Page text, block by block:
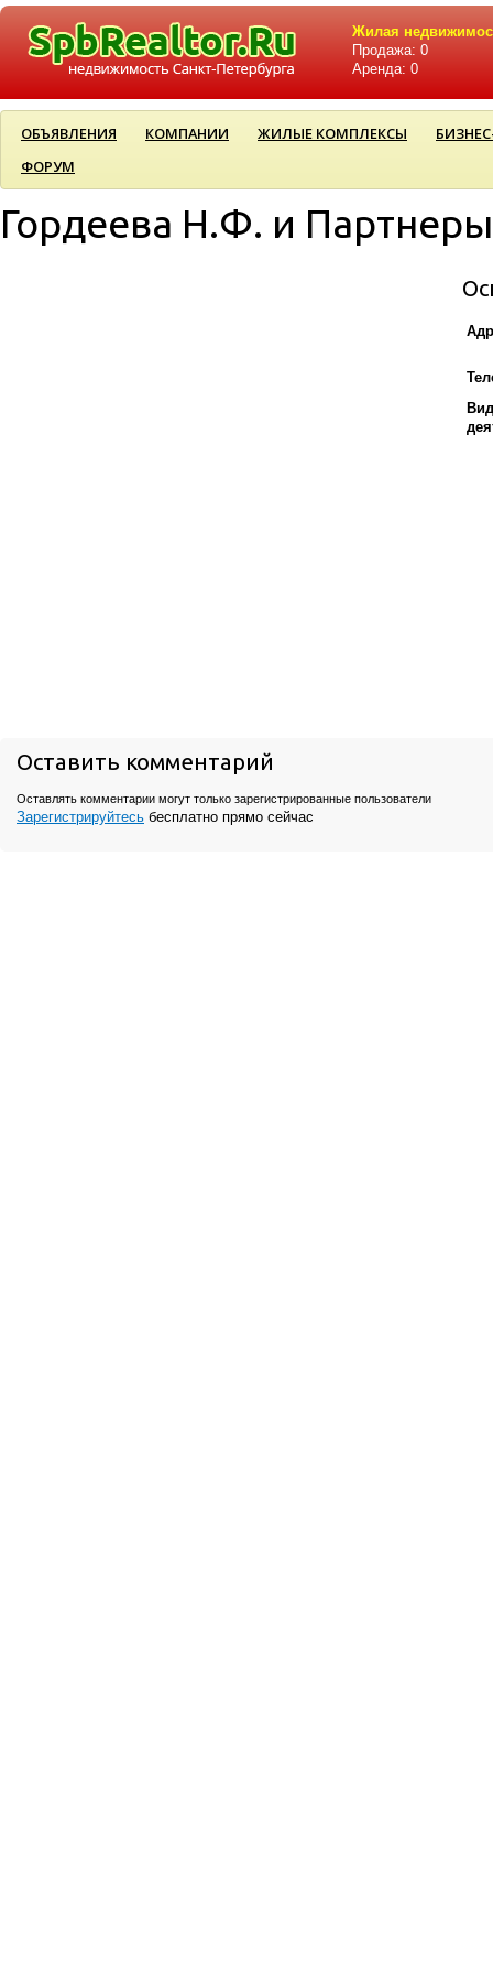
Жилая
Продажа: 0
Аренда: 0
ОБЪЯВЛЕНИЯ КОМПАНИИ ЖИЛЫЕ КОМПЛЕКСЫ
ФОРУМ
Гордеева Н.Ф. и Партнеры
Оставить комментарий
Оставлять комментарии могут только зарегистрированные пользователи
Зарегистрируйтесь бесплатно прямо сейчас